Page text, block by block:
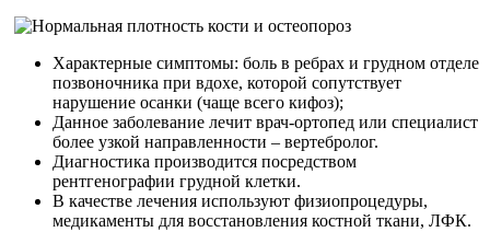
Характерные симптомы: боль в ребрах и грудном отделе
позвоночника при вдохе, которой сопутствует
нарушение осанки (чаще всего кифоз);
Данное заболевание лечит врач-ортопед или специалист
более узкой направленности – вертебролог.
Диагностика производится посредством
рентгенографии грудной клетки.
В качестве лечения используют физиопроцедуры,
медикаменты для восстановления костной ткани, ЛФК.